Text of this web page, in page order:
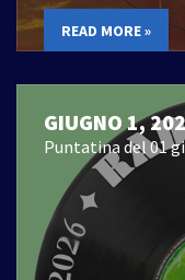
READ MORE »
GIUGNO 1,
Puntatina del 01